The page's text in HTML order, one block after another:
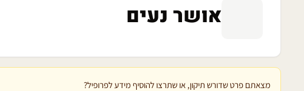
אושר נעים
מצאתם פרט שדורש תיקון, או שתרצו להוסיף מידע לפרופיל?